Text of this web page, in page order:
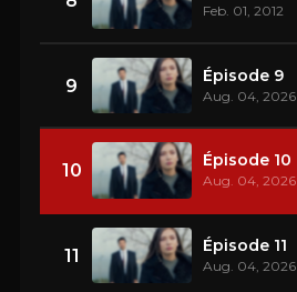
Feb. 01, 2012
9 Épisode 9
Aug. 04, 2026
10 Épisode 10
Aug. 04, 2026
11 Épisode 11
Aug. 04, 2026